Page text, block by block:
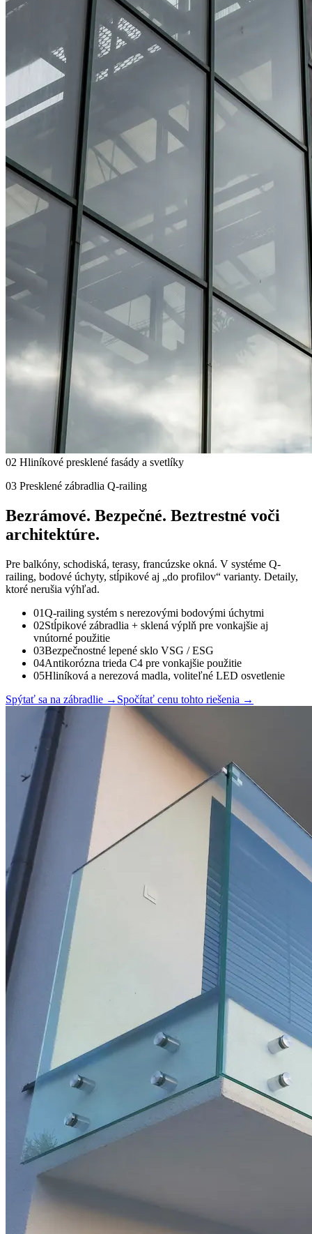
02 Hliníkové presklené fasády a svetlíky
03 Presklené zábradlia Q-railing
Bezrámové. Bezpečné. Beztrestné voči
architektúre.
Pre balkóny, schodiská, terasy, francúzske okná. V systéme Q-
railing, bodové úchyty, stĺpikové aj „do profilov“ varianty. Detaily,
ktoré nerušia výhľad.
01Q-railing systém s nerezovými bodovými úchytmi
02Stĺpikové zábradlia + sklená výplň pre vonkajšie aj
vnútorné použitie
03Bezpečnostné lepené sklo VSG / ESG
04Antikorózna trieda C4 pre vonkajšie použitie
05Hliníková a nerezová madla, voliteľné LED osvetlenie
Spýtať sa na zábradlie → Spočítať cenu tohto riešenia →